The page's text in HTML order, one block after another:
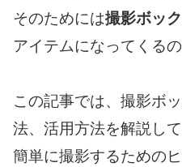
そのためには撮影ボッ
アイテムになってくるの
この記事では、撮影ボ
法、活用方法を解説し
簡単に撮影するための